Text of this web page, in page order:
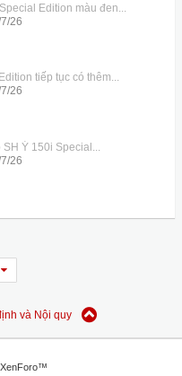
Edition màu đen...
26
tiếp tục có thêm...
26
Ý 150i Special...
26
và Nội quy